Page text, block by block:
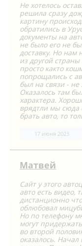
Не хотелось
решила сразу
картину
обратились в
документы на
не было его не
доставку. Но нам
из другой
просто както
попрощались с
был на связи -
Оказалось там
характера.
врядтли мы сюда
брать авто, то
17 июня 2023
Матвей
Сайт у этого
авто есть видео,
дистанционно
облюбовал
Но по телефону
могут
во второй
оказалось.